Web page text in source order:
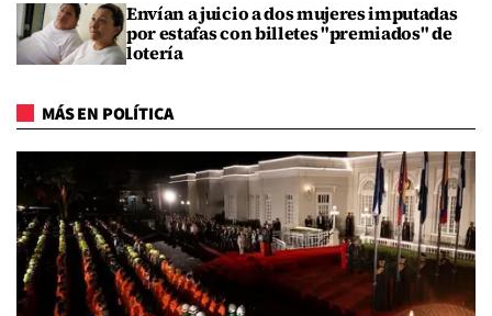
Envían a juicio a dos mujeres imputadas
por estafas con billetes "premiados" de
lotería
MÁS EN POLÍTICA